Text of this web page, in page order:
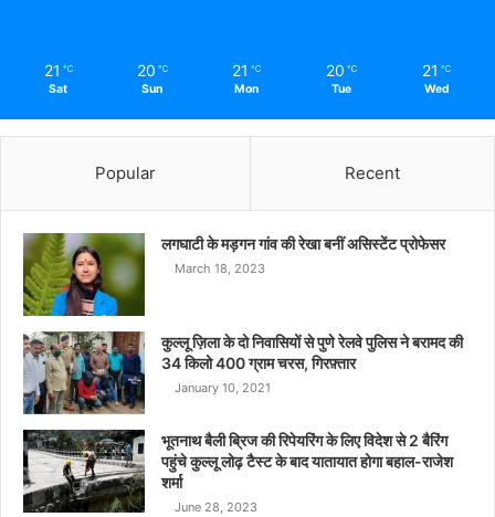
21 ℃
Sat
20 ℃
Sun
21 ℃
Mon
20 ℃
Tue
21 ℃
Wed
Popular Recent
लगघाटी के मड़गन गांव की रेखा बनीं असिस्टेंट प्रोफेसर
March 18, 2023
कुल्लू ज़िला के दो निवासियों से पुणे रेलवे पुलिस ने बरामद की
34 किलो 400 ग्राम चरस, गिरफ़्तार
January 10, 2021
भूतनाथ बैली ब्रिज की रिपेयरिंग के लिए विदेश से 2 बैरिंग
पहुंचे कुल्लू लोढ़ टैस्ट के बाद यातायात होगा बहाल-राजेश
शर्मा
June 28, 2023